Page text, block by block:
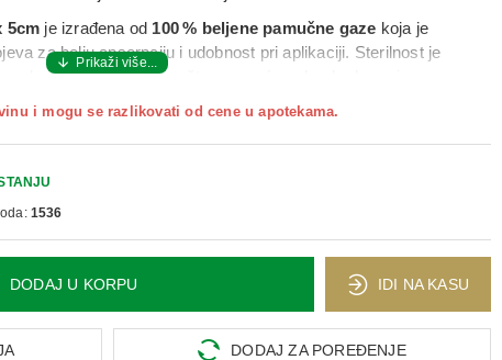
5cm je izrađena od 100 % beljene pamučne gaze koja je
za bolju apsorpciju i udobnost pri aplikaciji. Sterilnost je
pakovanje neoštećeno, što omogućava bezbednu primenu u
zdravstvenog stručnjaka.
i mogu se razlikovati od cene u apotekama.
1536
DODAJ U KORPU IDI NA KASU
DODAJ ZA POREĐENJE